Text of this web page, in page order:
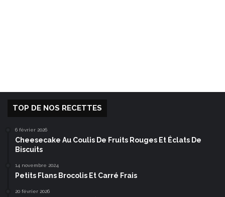
TOP DE NOS RECETTES
6 février 2026
Cheesecake Au Coulis De Fruits Rouges Et Éclats De
Biscuits
14 novembre 2024
Petits Flans Brocolis Et Carré Frais
20 février 2026